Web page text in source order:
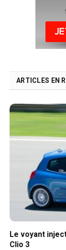
ARTICLES EN
Le voyant
Clio 3